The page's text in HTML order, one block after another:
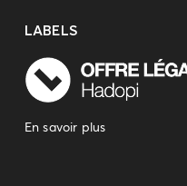
LABELS
En savoir plus